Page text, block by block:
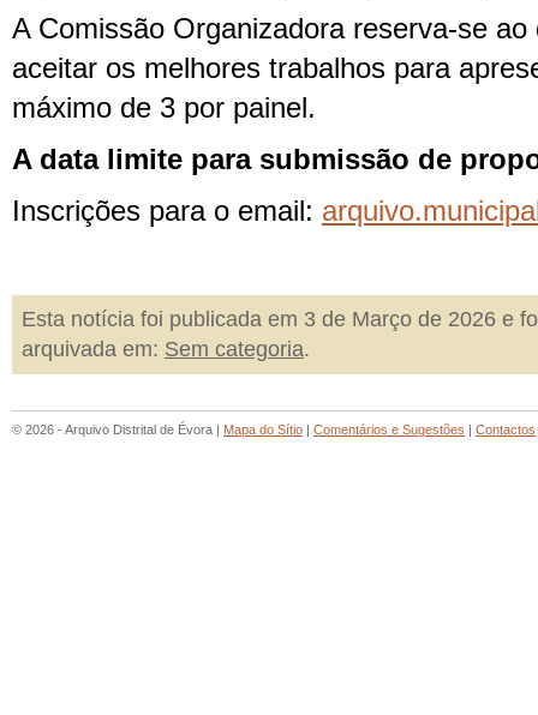
A Comissão Organizadora reserva-se ao
aceitar os melhores trabalhos para
máximo de 3 por painel.
A data limite para submissão de
Inscrições para o email:
Esta notícia foi publicada em 3 de Março de 2026 e
arquivada em: Sem categoria.
© 2026 - Arquivo Distrital de Évora | Mapa do Sítio | Comentários e Sugestões | Contactos